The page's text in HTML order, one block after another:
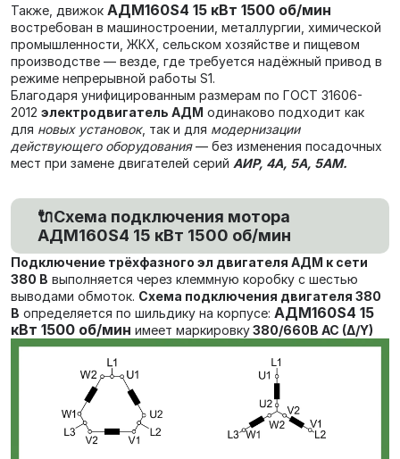
Также, движок АДМ160S4 15 кВт 1500 об/мин
востребован в машиностроении, металлургии, химической
промышленности, ЖКХ, сельском хозяйстве и пищевом
производстве — везде, где требуется надёжный привод в
режиме непрерывной работы S1.
Благодаря унифицированным размерам по ГОСТ 31606-
2012 электродвигатель АДМ одинаково подходит как
для новых установок, так и для модернизации
действующего оборудования— без изменения посадочных
мест при замене двигателей серий АИР, 4А, 5А, 5АМ.
🔌Схема подключения мотора
АДМ160S4 15 кВт 1500 об/мин
Подключение трёхфазного эл двигателя АДМ к сети
380 В выполняется через клеммную коробку с шестью
выводами обмоток. Схема подключения двигателя 380
В определяется по шильдику на корпусе: АДМ160S4 15
кВт 1500 об/мин имеет маркировку380/660В AC (Δ/Y)